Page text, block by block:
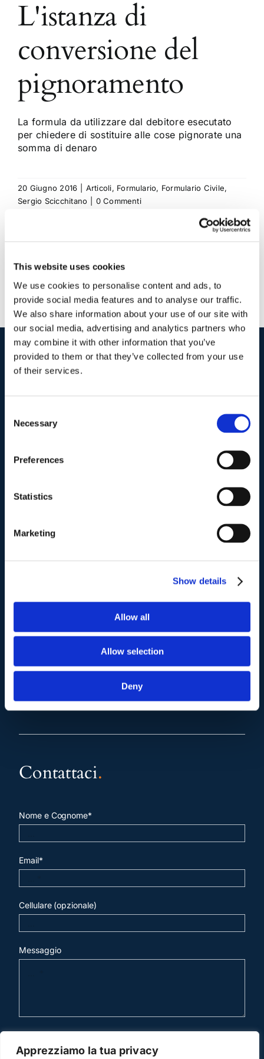
This website uses cookies
We use cookies to personalise content and ads, to
provide social media features and to analyse our traffic.
We also share information about your use of our site with
our social media, advertising and analytics partners who
may combine it with other information that you’ve
provided to them or that they’ve collected from your use
of their services.
Selection
Necessary
Preferences
Statistics
Marketing
Show details
Allow all
Allow selection
Deny
Apprezziamo la tua privacy
L'istanza di
conversione del
pignoramento
La formula da utilizzare dal debitore esecutato
per chiedere di sostituire alle cose pignorate una
somma di denaro
20 Giugno 2016 Articoli, Formulario, Formulario Civile,
Sergio Scicchitano
0 Commenti
I nostri contatti
Studio Legale Scicchitano
Telefono
sergioscicchitano@ordineavvocatiroma.org
Contattaci.
Nome e Cognome*
Email*
Cellulare (opzionale)
Messaggio
invia mail